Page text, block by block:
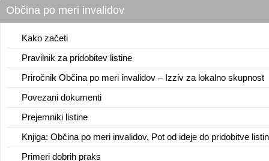
Občina po meri invalidov
Kako začeti
Pravilnik za pridobitev listine
Priročnik Občina po meri invalidov – Izziv za lokalno skupnost
Povezani dokumenti
Prejemniki listine
Knjiga: Občina po meri invalidov, Pot od ideje do pridobitve
Primeri dobrih praks